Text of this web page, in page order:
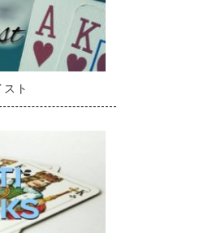
ト